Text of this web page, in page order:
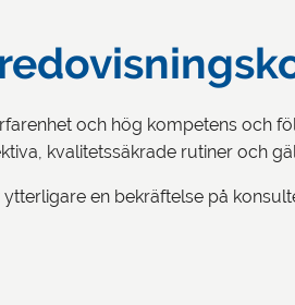
och hög kompetens och
kvalitetssäkrade rutiner och
ytterligare en bekräftelse på